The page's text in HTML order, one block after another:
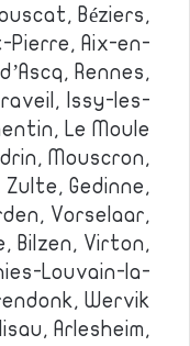
Béziers,
Pierre, Aix-en-
Rennes,
Issy-les-
Le Moule.
Mouscron,
Gedinne,
Vorselaar,
Bilzen, Virton,
Louvain-la-
Wervik.
Arlesheim,